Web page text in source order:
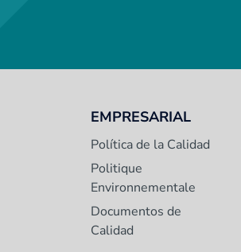
EMPRESARIAL
Política de la Calidad
Politique
Environnementale
Documentos de
Calidad